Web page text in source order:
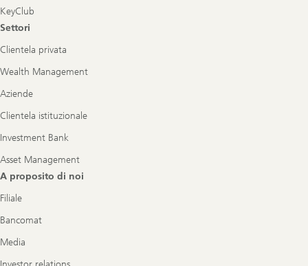
KeyClub
Settori
Clientela privata
Wealth Management
Aziende
Clientela istituzionale
Investment Bank
Asset Management
A proposito di noi
Filiale
Bancomat
Media